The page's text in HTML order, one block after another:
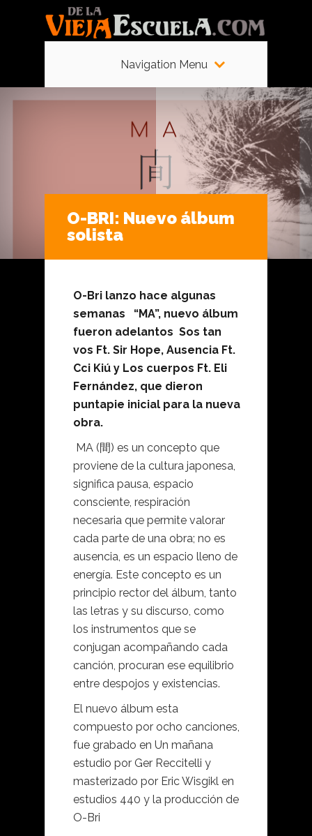
Navigation Menu
O-BRI: Nuevo álbum
solista
O-Bri lanzo hace algunas
semanas “MA”, nuevo álbum
fueron adelantos Sos tan
vos Ft. Sir Hope, Ausencia Ft.
Cci Kiú y Los cuerpos Ft. Eli
Fernández, que dieron
puntapie inicial para la nueva
obra.
MA (間) es un concepto que
proviene de la cultura japonesa,
significa pausa, espacio
consciente, respiración
necesaria que permite valorar
cada parte de una obra; no es
ausencia, es un espacio lleno de
energía. Este concepto es un
principio rector del álbum, tanto
las letras y su discurso, como
los instrumentos que se
conjugan acompañando cada
canción, procuran ese equilibrio
entre despojos y existencias.
El nuevo álbum esta
compuesto por ocho canciones,
fue grabado en Un mañana
estudio por Ger Reccitelli y
masterizado por Eric Wisgikl en
estudios 440 y la producción de
O-Bri